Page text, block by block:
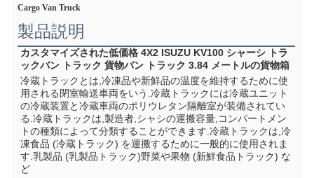
Cargo Van Truck
製品説明
カスタマイズされた低価格 4X2 ISUZU KV100 シャーシ トラ
ックバン トラック 貨物バン トラック 3.84 メートルの貨物箱
冷蔵トラックとは,冷凍品や新鮮品の温度を維持するために使
用される閉室輸送車両をいう.冷蔵トラックには冷蔵ユニット
の冷蔵装置と冷蔵車両のポリウレタン隔離室が装備されてい
る.冷蔵トラックは,製造者,シャシの運搬容量,コンパートメン
トの種類によって分類することができます.冷蔵トラックは,冷
凍食品 (冷蔵トラック) を運搬するために一般的に使用されま
す.乳製品 (乳製品トラック)野菜や果物 (新鮮食品トラック) な
ど